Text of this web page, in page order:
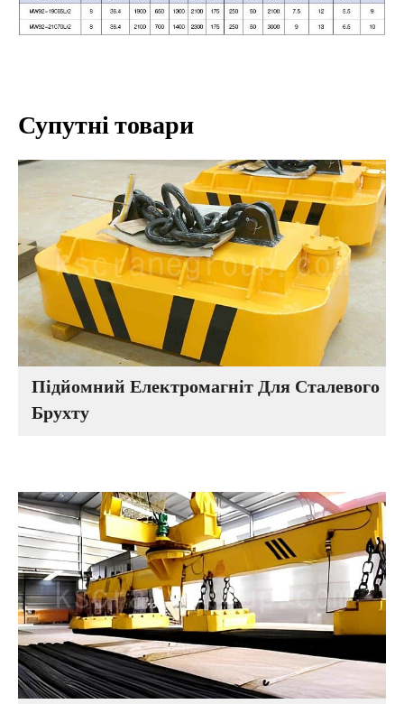
Супутні товари
Підйомний Електромагніт Для Сталевого
Брухту